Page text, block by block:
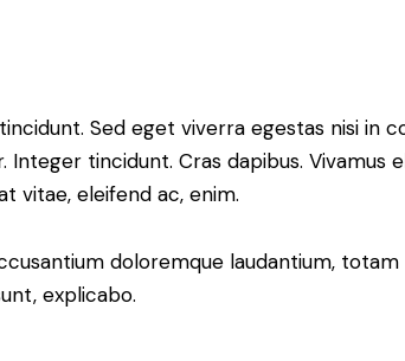
Sed eget viverra egestas nisi in
tincidunt. Cras dapibus. Vivamus
vitae, eleifend ac, enim.
doloremque laudantium, totam
explicabo.